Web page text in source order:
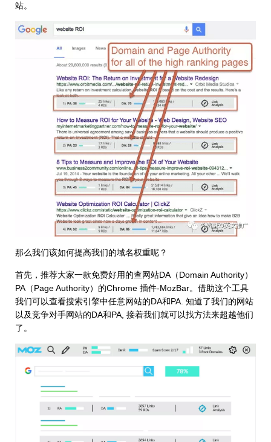
站。
那么我们该如何提高我们的域名权重呢？
首先，推荐大家一款免费好用的查网站DA（Domain Authority）
PA（Page Authority）的Chrome 插件-MozBar。借助这个工具
我们可以查看搜索引擎中任意网站的DA和PA. 知道了我们的网站
以及竞争对手网站的DA和PA, 接着我们就可以找方法来超越他们
了。